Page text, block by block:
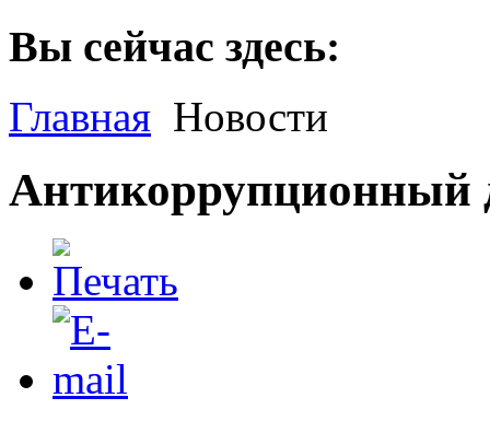
Вы сейчас здесь:
Главная Новости
Антикоррупционный